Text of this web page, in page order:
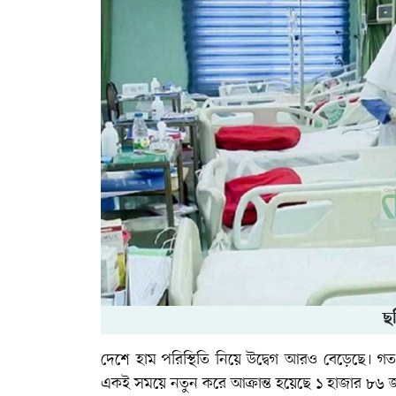
দেশে হাম পরিস্থিতি নিয়ে উদ্বেগ আরও
একই সময়ে নতুন করে আক্রান্ত হয়েছে ১ হাজার ৮৬